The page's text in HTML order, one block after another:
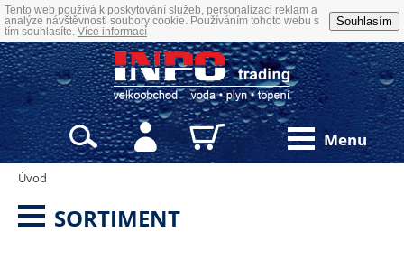
Tento web používá k poskytování služeb, personalizaci reklam a
analýze návštěvnosti soubory cookie. Používáním tohoto webu s
tím souhlasíte. Více informací
Souhlasím
Menu



Úvod
SORTIMENT